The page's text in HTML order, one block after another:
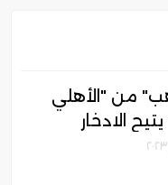
من "الأهلي
الادخار
في الذهب .. تعرف